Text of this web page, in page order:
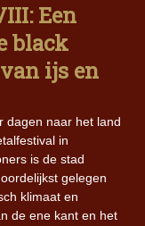
Een
black
ijs en
dagen naar het land
in
is de stad
gelegen
klimaat en
de ene kant en het